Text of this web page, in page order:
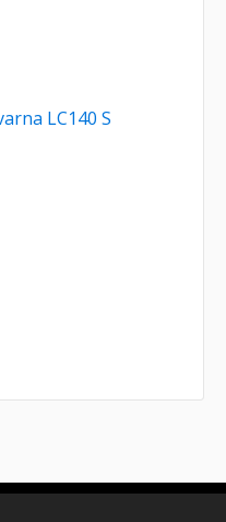
LC140 S